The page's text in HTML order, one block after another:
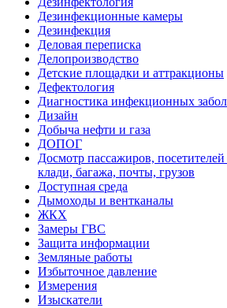
Дезинфекционные камеры
Дезинфекция
Деловая переписка
Делопроизводство
Детские площадки и аттракционы
Дефектология
Диагностика инфекционных
Дизайн
Добыча нефти и газа
ДОПОГ
Досмотр пассажиров,
клади, багажа, почты, грузов
Доступная среда
Дымоходы и вентканалы
ЖКХ
Замеры ГВС
Защита информации
Земляные работы
Избыточное давление
Измерения
Изыскатели